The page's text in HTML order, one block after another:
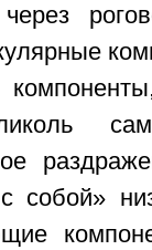
через
собой»